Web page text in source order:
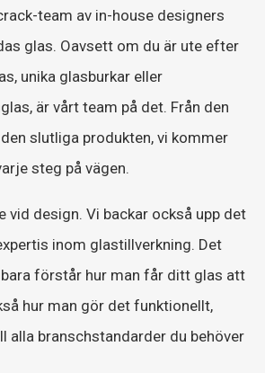
team av in-house designers
glas. Oavsett om du är ute efter
unika glasburkar eller
är vårt team på det. Från den
slutliga produkten, vi kommer
steg på vägen.
vid design. Vi backar också upp det
inom glastillverkning. Det
förstår hur man får ditt glas att
hur man gör det funktionellt,
alla branschstandarder du behöver